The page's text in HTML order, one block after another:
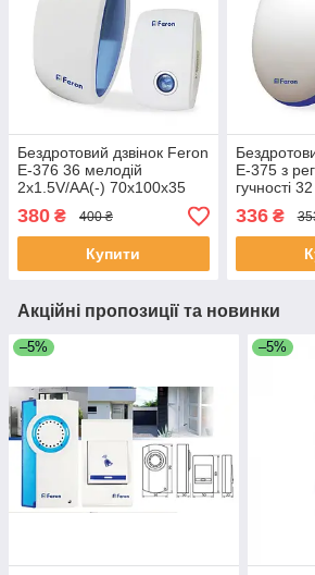
Бездротовий дзвінок Feron
Е-376 36 мелодій
2x1.5V/AA(-) 70х100х35
380 ₴ 400 ₴
Купити
Е-375 з
гучності
2x1.5V/
336₴
Акційні пропозиції та новинки
–5% –5%